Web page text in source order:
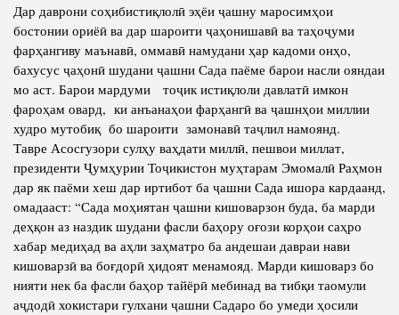
PRESIDENT OF THE REPUBLIC OF TAJIKISTAN
Дар даврони соҳибистиқлолӣ эҳёи ҷашну маросимҳои
бостонии ориёӣ ва дар шароити ҷаҳонишавӣ ва таҳоҷуми
фарҳангиву маънавӣ, оммавӣ намудани ҳар кадоми онҳо,
бахусус ҷаҳонӣ шудани ҷашни Сада паёме барои насли ояндаи
мо аст. Барои мардуми тоҷик истиқлоли давлатӣ имкон
фароҳам овард, ки анъанаҳои фарҳангӣ ва ҷашнҳои миллии
худро мутобиқ бо шароити замонавӣ таҷлил намоянд.
Тавре Асосгузори сулҳу ваҳдати миллӣ, пешвои миллат,
президенти Ҷумҳурии Тоҷикистон муҳтарам Эмомалӣ Раҳмон
дар як паёми хеш дар иртибот ба ҷашни Сада ишора кардаанд,
омадааст: “Сада моҳиятан ҷашни кишоварзон буда, ба марди
деҳқон аз наздик шудани фасли баҳору оғози корҳои саҳро
хабар медиҳад ва аҳли заҳматро ба андешаи давраи нави
кишоварзӣ ва боғдорӣ ҳидоят менамояд. Марди кишоварз бо
нияти нек ба фасли баҳор тайёрӣ мебинад ва тибқи таомули
аҷдодӣ хокистари гулхани ҷашни Садаро бо умеди ҳосили